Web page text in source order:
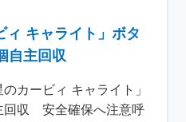
ィ キャライト」ボタ
自主回収
カービィ キャライト」
回収 安全確保へ注意呼